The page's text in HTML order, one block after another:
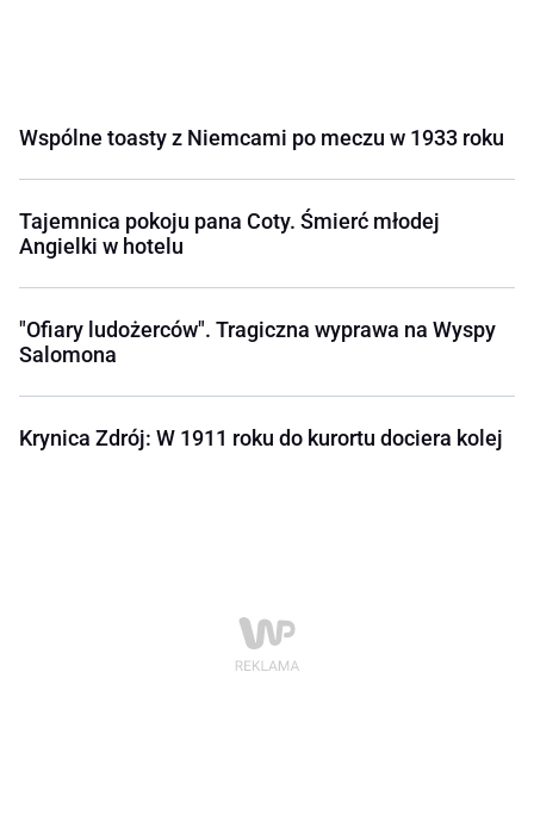
Wspólne toasty z Niemcami po meczu w 1933 roku
Tajemnica pokoju pana Coty. Śmierć młodej
Angielki w hotelu
"Ofiary ludożerców". Tragiczna wyprawa na Wyspy
Salomona
Krynica Zdrój: W 1911 roku do kurortu dociera kolej